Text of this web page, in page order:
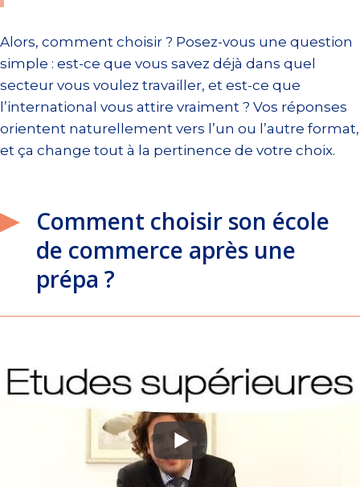
Alors, comment choisir ? Posez-vous une question
simple : est-ce que vous savez déjà dans quel
secteur vous voulez travailler, et est-ce que
l’international vous attire vraiment ? Vos réponses
orientent naturellement vers l’un ou l’autre format,
et ça change tout à la pertinence de votre choix.
Comment choisir son école
de commerce après une
prépa ?